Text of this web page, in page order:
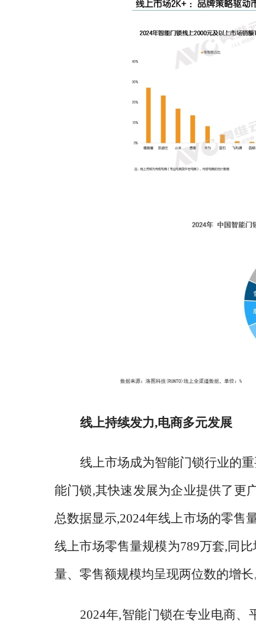
线上持续发力,电商多元发展
线上市场成为智能门锁行业的
能门锁,其快速发展为企业提供了更
总数据显示,2024年线上市场的零售
线上市场零售量规模为789万套,同
量、零售额规模均呈现两位数的增长
2024年,智能门锁在专业电商